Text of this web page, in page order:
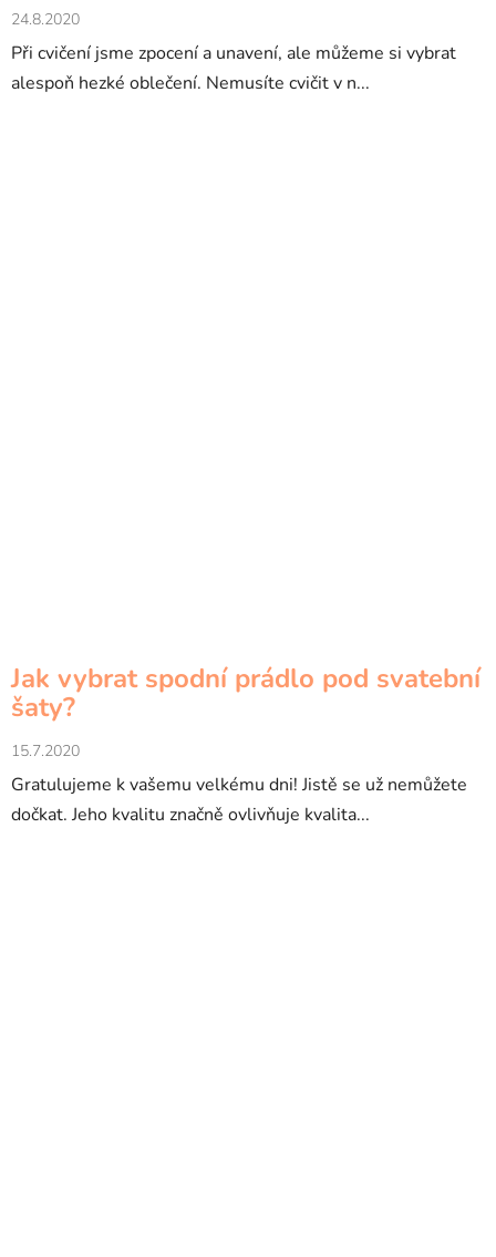
24.8.2020
Při cvičení jsme zpocení a unavení, ale můžeme si vybrat
alespoň hezké oblečení. Nemusíte cvičit v n...
Jak vybrat spodní prádlo pod svatební
šaty?
15.7.2020
Gratulujeme k vašemu velkému dni! Jistě se už nemůžete
dočkat. Jeho kvalitu značně ovlivňuje kvalita...